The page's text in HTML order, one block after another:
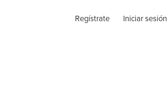
Regístrate Iniciar sesión